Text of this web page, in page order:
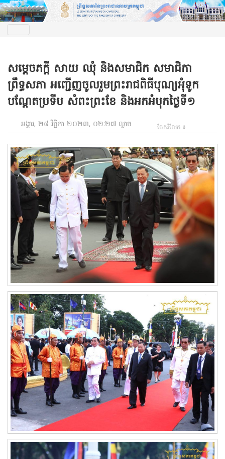
សម្តេចភក្តី សាយ ឈុំ និងសមាជិក សមាជិកា
ព្រឹទ្ធសភា អញ្ជើញចូលរួមព្រះរាជពិធីបុណ្យអុំទូក
បណ្តែតប្រទីប សំពះព្រះខែ និងអកអំបុកថ្ងៃទី១
អង្គារ, ២៨ វិច្ឆិកា ២០២៣, ០២:២៧ ល្ងាច ចែករំលែក ៖